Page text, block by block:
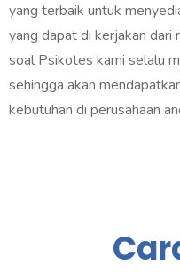
yang terbaik untuk
yang dapat di kerjakan dari
soal Psikotes kami selalu
sehingga akan
kebutuhan di perusahaan